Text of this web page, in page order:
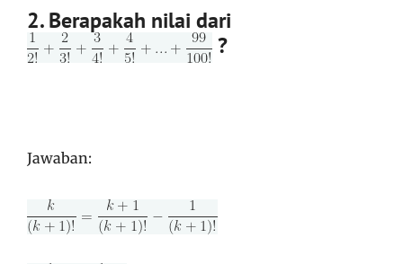
2. Berapakah nilai dari
?
Jawaban: